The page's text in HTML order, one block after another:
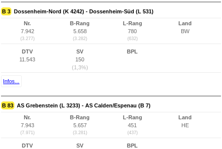
B 3 Dossenheim-Nord (K 4242) - Dossenheim-Süd (L 531)
Nr.
7.942
(3.277)
B-Rang
5.658
(3.282)
L-Rang
780
(632)
Land
BW
DTV
11.543
SV
150
(1,3%)
BPL
Infos...
B 83 AS Grebenstein (L 3233) - AS Calden/Espenau (B 7)
Nr.
7.943
(7.971)
B-Rang
5.657
(3.281)
L-Rang
451
(437)
Land
HE
DTV
SV
BPL